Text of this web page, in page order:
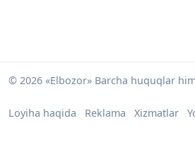
© 2026 «Elbozor» Barcha huquqlar
Loyiha haqida Reklama Xizmatlar